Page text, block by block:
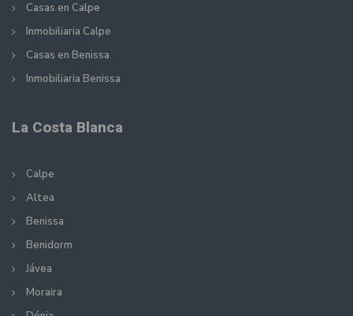
Casas en Calpe
Inmobiliaria Calpe
Casas en Benissa
Inmobiliaria Benissa
La Costa Blanca
Calpe
Altea
Benissa
Benidorm
Jávea
Moraira